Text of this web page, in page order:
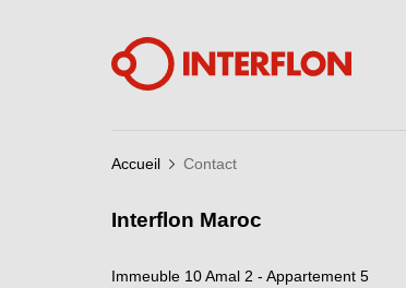
Accueil Contact
Interflon Maroc
Immeuble 10 Amal 2 - Appartement 5